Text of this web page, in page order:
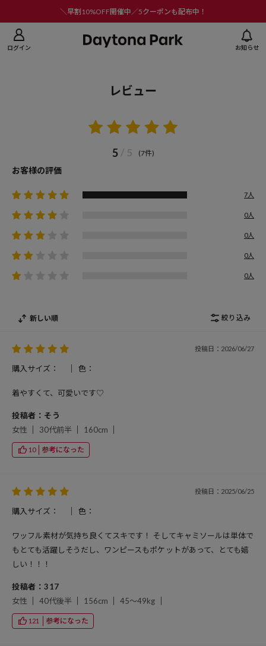
＼早割10%OFF開催中／5クーポンも配布中！
ログイン お知らせ
レビュー
5 / 5 (7件)
お客様の評価
7人
0人
0人
0人
0人
新しい順 絞り込み
投稿日：2026/06/27
購入サイズ： 色：
着やすくて、可愛いです♡
投稿者：そう
女性
30代前半 160cm
10 参考になった
投稿日：2025/06/25
購入サイズ： 色：
ワッフル素材が気持ち良くてスキです！ そしてキャミソールは単体で
もとても活躍しそうだし、ワンピースもポケットがあって、とても嬉
しい！！！
投稿者：317
女性
40代後半 156cm 45～49kg
121 参考になった